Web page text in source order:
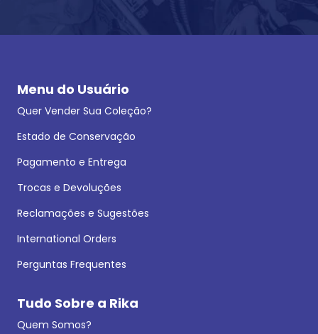
Menu do Usuário
Quer Vender Sua Coleção?
Estado de Conservação
Pagamento e Entrega
Trocas e Devoluções
Reclamações e Sugestões
International Orders
Perguntas Frequentes
Tudo Sobre a Rika
Quem Somos?